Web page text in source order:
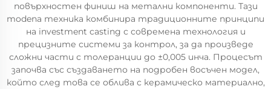
повърхностен финиш на метални компоненти. Тази
modenа техника комбинира традиционните принципи
на investment casting с современа технология и
прецизните системи за контрол, за да произведе
сложни части с толеранции до ±0,005 инча. Процесът
започва със създаването на подробен восъчен модел,
който след това се облива с керамическо материално,